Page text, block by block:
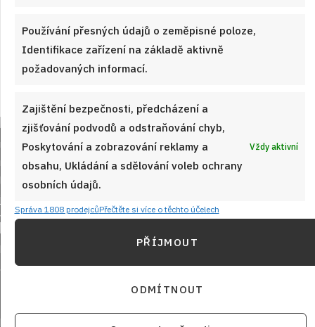
Používání přesných údajů o zeměpisné poloze,
Identifikace zařízení na základě aktivně
požadovaných informací.
Zajištění bezpečnosti, předcházení a
zjišťování podvodů a odstraňování chyb,
Poskytování a zobrazování reklamy a
obsahu, Ukládání a sdělování voleb ochrany
osobních údajů.
Vždy aktivní
Správa 1808 prodejcůPřečtěte si více o těchto účelech
PŘÍJMOUT
ODMÍTNOUT
odJANA DUCHOŇOVÁ 7. 8. 2026 JAK VAŘIT
Sledujte nás!